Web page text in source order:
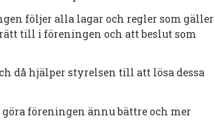
följer alla lagar och regler som gäller
till i föreningen och att beslut som
då hjälper styrelsen till att lösa dessa
föreningen ännu bättre och mer